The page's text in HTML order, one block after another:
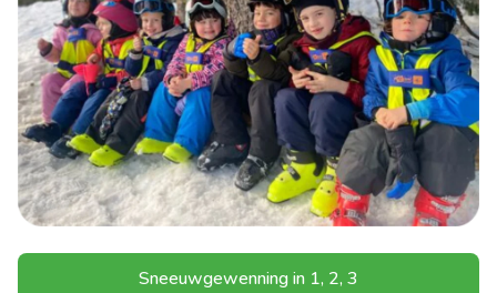
Sneeuwgewenning in 1, 2, 3